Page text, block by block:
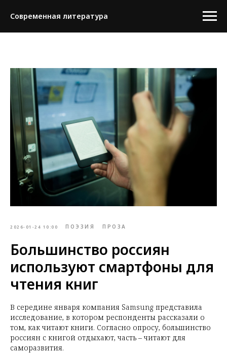
Современная литература
2026-01-24 10:00 ПОЭЗИЯ ПРОЗА
Большинство россиян
используют смартфоны для
чтения книг
В середине января компания Samsung представила
исследование, в котором респонденты рассказали о
том, как читают книги. Согласно опросу, большинство
россиян с книгой отдыхают, часть – читают для
саморазвития.